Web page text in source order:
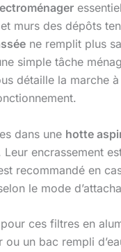
murs des dépôts
ne remplit plus
simple tâche
détaille la marche
dans une hotte
encrassement
recommandé en
le mode
ces filtres en
un bac rempli